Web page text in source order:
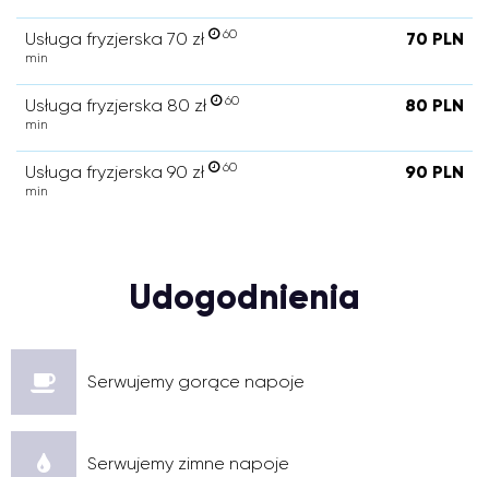
Usługa fryzjerska 70 zł
60
min
70 PLN
Usługa fryzjerska 80 zł
60
min
80 PLN
Usługa fryzjerska 90 zł
60
min
90 PLN
Udogodnienia
Serwujemy gorące napoje
Serwujemy zimne napoje